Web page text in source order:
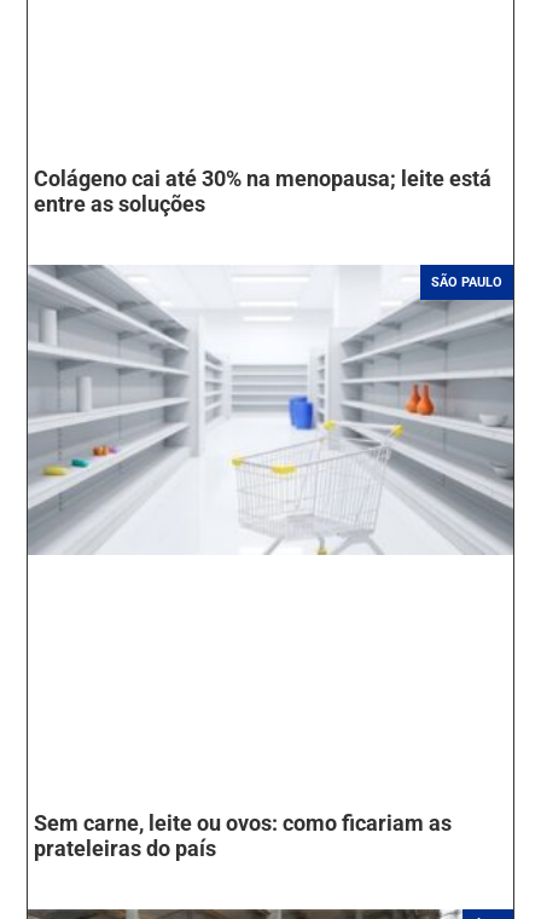
Colágeno cai até 30% na menopausa; leite está
entre as soluções
SÃO PAULO
Sem carne, leite ou ovos: como ficariam as
prateleiras do país